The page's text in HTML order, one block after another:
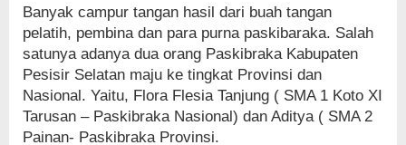
Banyak campur tangan hasil dari buah tangan
pelatih, pembina dan para purna paskibaraka. Salah
satunya adanya dua orang Paskibraka Kabupaten
Pesisir Selatan maju ke tingkat Provinsi dan
Nasional. Yaitu, Flora Flesia Tanjung ( SMA 1 Koto XI
Tarusan – Paskibraka Nasional) dan Aditya ( SMA 2
Painan- Paskibraka Provinsi.